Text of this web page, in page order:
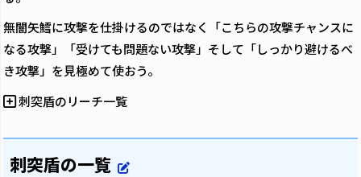
無闇矢鱈に攻撃を仕掛けるのではなく「こちらの攻撃チャンスに
なる攻撃」「受けても問題ない攻撃」そして「しっかり避けるべ
き攻撃」を見極めて使おう。
刺突盾のリーチ一覧
刺突盾の一覧